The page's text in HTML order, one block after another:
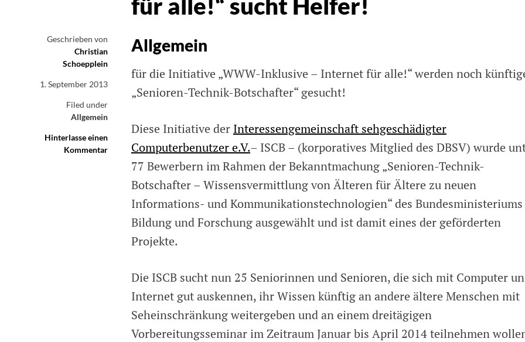
für alle!“ sucht Helfer!
Geschrieben von
Christian
Schoepplein
1. September 2013
Filed under
Allgemein
Hinterlasse einen
Kommentar
Initiative
Inklusive
Internet
Allgemein
für die Initiative „WWW-Inklusive – Internet für alle!“ werden noch
„Senioren-Technik-Botschafter“ gesucht!
Diese Initiative der Interessengemeinschaft sehgeschädigter
Computerbenutzer e.V.– ISCB – (korporatives Mitglied des DBSV) wurde
77 Bewerbern im Rahmen der Bekanntmachung „Senioren-Technik-
Botschafter – Wissensvermittlung von Älteren für Ältere zu neuen
Informations- und Kommunikationstechnologien“ des
Bildung und Forschung ausgewählt und ist damit eines der geförderten
Projekte.
Die ISCB sucht nun 25 Seniorinnen und Senioren, die sich mit Computer
Internet gut auskennen, ihr Wissen künftig an andere ältere Menschen mit
Seheinschränkung weitergeben und an einem dreitägigen
Vorbereitungsseminar im Zeitraum Januar bis April 2014 teilnehmen